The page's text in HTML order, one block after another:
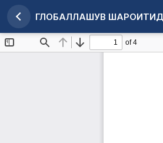
Maqola tafsilotlariga qaytish
ГЛОБАЛЛАШУВ